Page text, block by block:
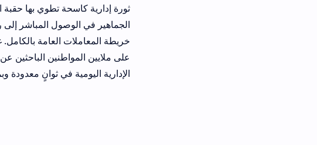
ثورة إدارية كاسحة تطوي بها حقبة الروتين
خريطة المعاملات العامة بالكامل. غياب التعقيد
على ملايين المواطنين الباحثين عن الفعالية. لقد
الإدارية اليومية في ثوانٍ معدودة وبمنتهى الأمان.